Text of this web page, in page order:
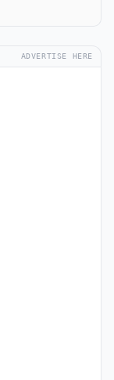
ADVERTISE HERE